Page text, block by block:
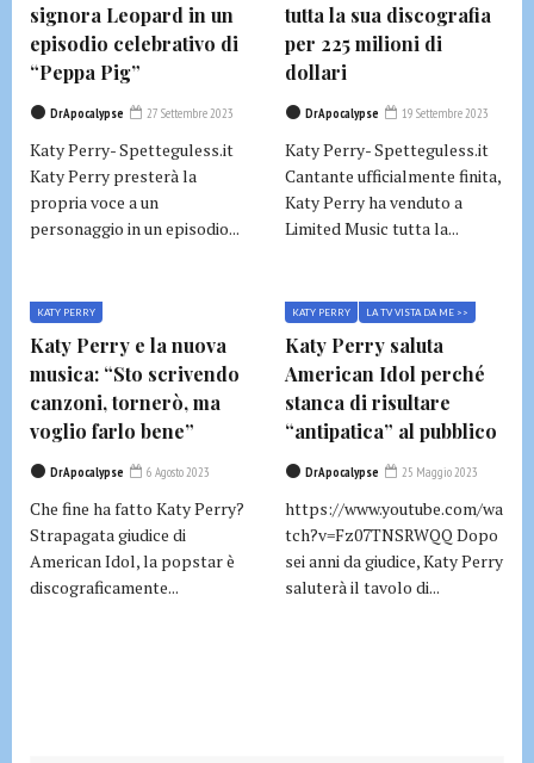
signora Leopard in un
episodio celebrativo di
“Peppa Pig”
DrApocalypse 27 Settembre 2023
Katy Perry- Spetteguless.it
Katy Perry presterà la
propria voce a un
personaggio in un episodio...
tutta la sua discografia
per 225 milioni di
dollari
DrApocalypse 19 Settembre 2023
Katy Perry- Spetteguless.it
Cantante ufficialmente finita,
Katy Perry ha venduto a
Limited Music tutta la...
KATY PERRY
Katy Perry e la nuova
musica: “Sto scrivendo
canzoni, tornerò, ma
voglio farlo bene”
DrApocalypse 6 Agosto 2023
Che fine ha fatto Katy Perry?
Strapagata giudice di
American Idol, la popstar è
discograficamente...
KATY PERRY LA TV VISTA DA ME >>
Katy Perry saluta
American Idol perché
stanca di risultare
“antipatica” al pubblico
DrApocalypse 25 Maggio 2023
https://www.youtube.com/wa
tch?v=Fz07TNSRWQQ Dopo
sei anni da giudice, Katy Perry
saluterà il tavolo di...